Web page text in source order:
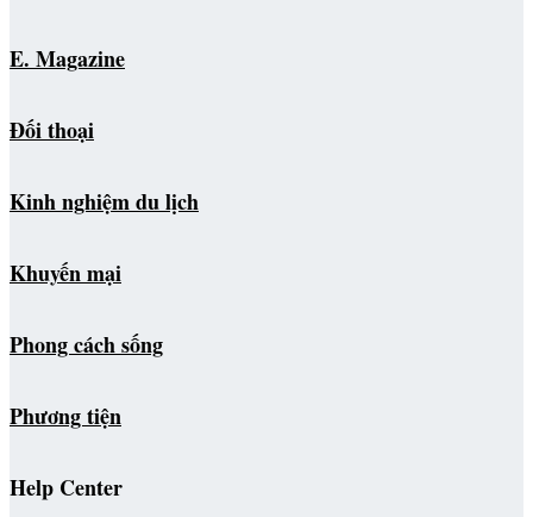
E. Magazine
Đối thoại
Kinh nghiệm du lịch
Khuyến mại
Phong cách sống
Phương tiện
Help Center